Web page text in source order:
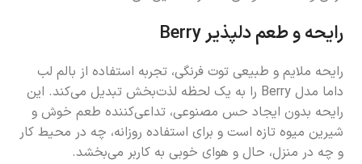
رایحه و طعم دلپذیر Berry
رایحه ملایم و طبیعی توت فرنگی، تجربه استفاده از بالم لب
داما مدل Berry را به یک لحظه لذت‌بخش تبدیل می‌کند. این
رایحه بدون ایجاد حس مصنوعی، تداعی‌کننده طعم خوش و
شیرین میوه تازه است و برای استفاده روزانه، چه در محیط کار
و چه در منزل، حال و هوای خوبی به کاربر می‌بخشد.